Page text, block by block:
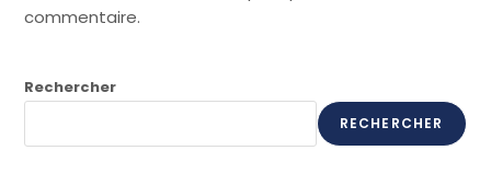
commentaire.
Rechercher
RECHERCHER